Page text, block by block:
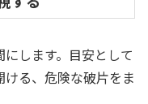
します。目安として
る、危険な破片をま